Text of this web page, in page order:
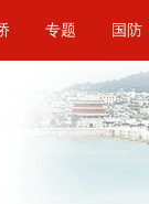
专题 国防